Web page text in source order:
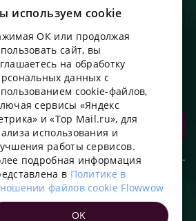
удобнее!
больше бонусов за покупки и
приложение
ENGLISH
UKRAINIAN
PORTUGUESE
FRENCH
TURKISH
используем сookie
ОК или продолжая
сайт, вы
на обработку
данных с
cookie-файлов,
сервисы «Яндекс
и «Top Mail.ru», для
использования и
работы сервисов.
подробная информация
в Политике в
файлов cookie Flowwow
OK